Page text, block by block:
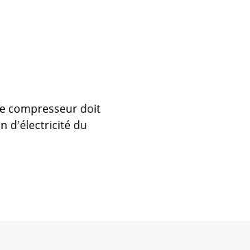
compresseur doit
d'électricité du